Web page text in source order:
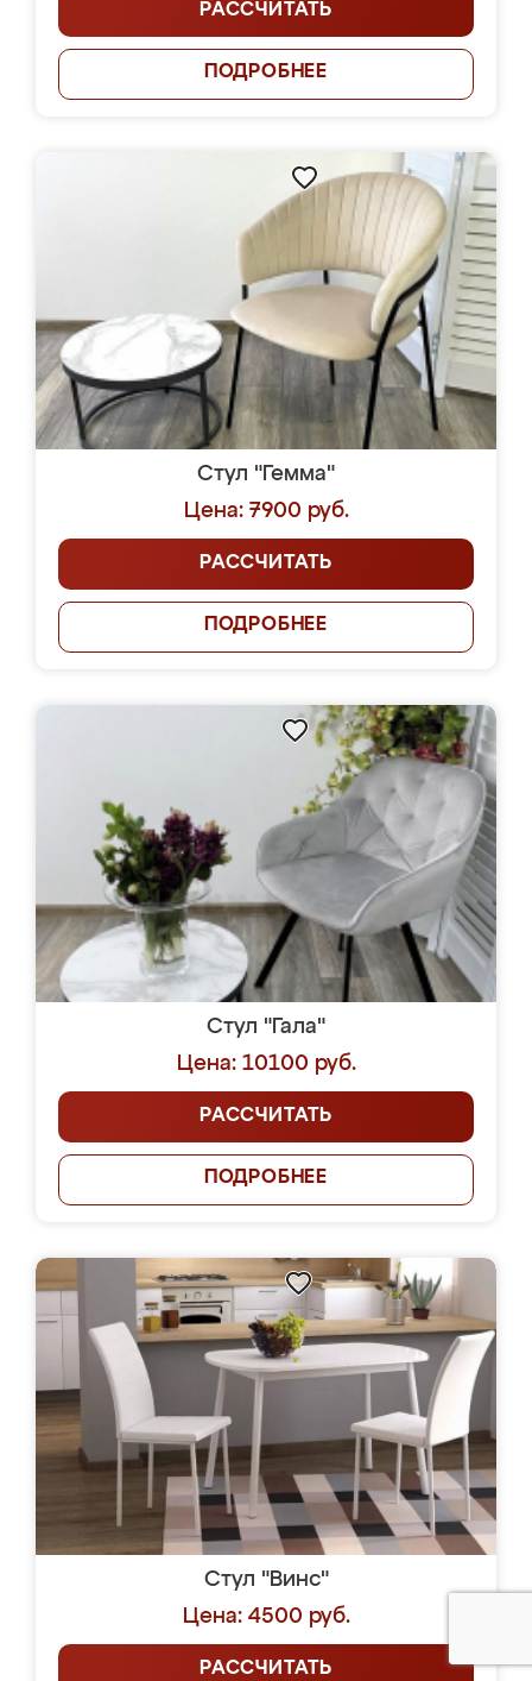
РАССЧИТАТЬ
ПОДРОБНЕЕ
Стул "Гемма"
Цена: 7900 руб.
РАССЧИТАТЬ
ПОДРОБНЕЕ
Стул "Гала"
Цена: 10100 руб.
РАССЧИТАТЬ
ПОДРОБНЕЕ
Стул "Винс"
Цена: 4500 руб.
РАССЧИТАТЬ